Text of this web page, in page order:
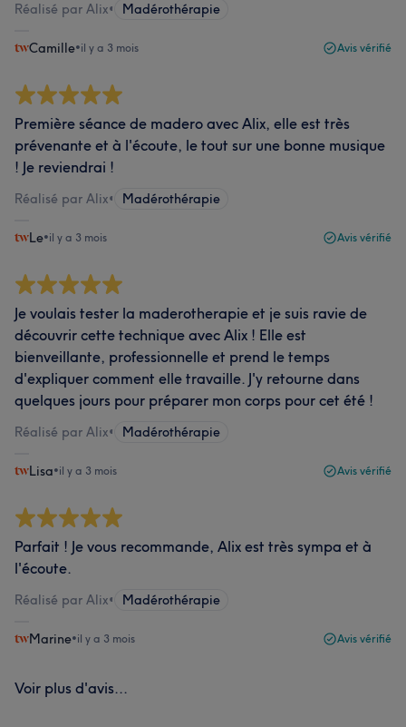
Réalisé par Alix• Madérothérapie
Camille•il y a 3 mois Avis vérifié
Première séance de madero avec Alix, elle est très
prévenante et à l'écoute, le tout sur une bonne musique
! Je reviendrai !
Réalisé par Alix• Madérothérapie
Le•il y a 3 mois Avis vérifié
Je voulais tester la maderotherapie et je suis ravie de
découvrir cette technique avec Alix ! Elle est
bienveillante, professionnelle et prend le temps
d'expliquer comment elle travaille. J'y retourne dans
quelques jours pour préparer mon corps pour cet été !
Réalisé par Alix• Madérothérapie
Lisa•il y a 3 mois Avis vérifié
Parfait ! Je vous recommande, Alix est très sympa et à
l'écoute.
Réalisé par Alix• Madérothérapie
Marine•il y a 3 mois Avis vérifié
Voir plus d'avis...